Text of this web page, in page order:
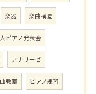
楽器 楽曲構造
ピアノ発表会
アナリーゼ
教室 ピアノ練習